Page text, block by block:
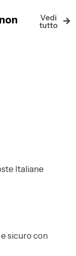
Vedi
tutto
Italiane
sicuro con